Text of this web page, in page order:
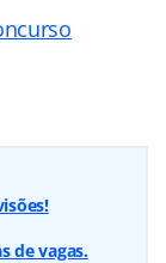
de vagas.